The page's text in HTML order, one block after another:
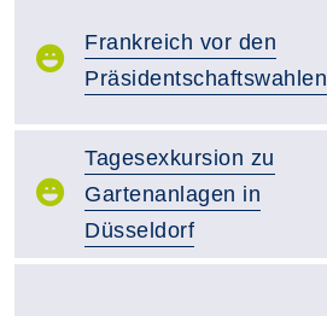
Frankreich vor den
Präsidentschaftswahlen
Tagesexkursion zu
Gartenanlagen in
Düsseldorf